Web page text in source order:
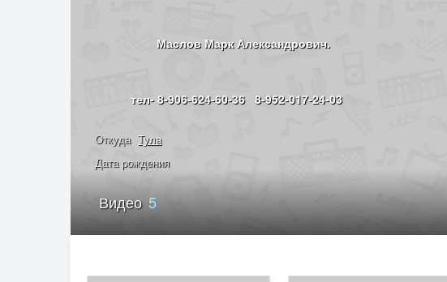
Маслов Марк Александрович.
тел- 8-906-624-60-36 8-952-017-24-03
Откуда Тула
Дата рождения
Видео 5